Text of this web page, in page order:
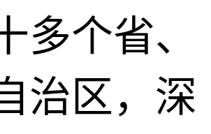
多个省、
治区，深